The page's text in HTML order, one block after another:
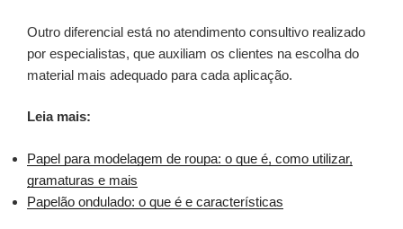
Outro diferencial está no atendimento consultivo realizado
por especialistas, que auxiliam os clientes na escolha do
material mais adequado para cada aplicação.
Leia mais:
Papel para modelagem de roupa: o que é, como utilizar,
gramaturas e mais
Papelão ondulado: o que é e características